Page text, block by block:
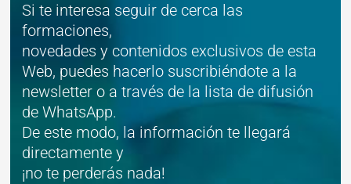
Si te interesa seguir de cerca las
formaciones,
novedades y contenidos exclusivos de esta
Web, puedes hacerlo suscribiéndote a la
newsletter o a través de la lista de difusión
de WhatsApp.
De este modo, la información te llegará
directamente y
¡no te perderás nada!